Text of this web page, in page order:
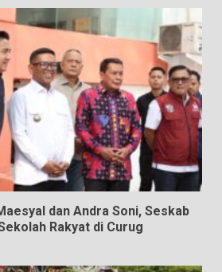
dan Andra Soni, Seskab
Rakyat di Curug